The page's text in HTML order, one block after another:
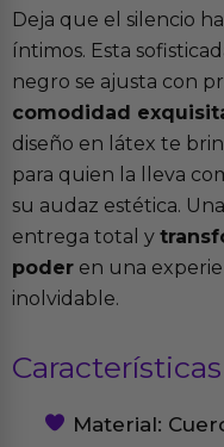
Deja que el silencio
íntimos. Esta
negro se ajusta con
comodidad
diseño en látex te
para quien la lleva
su audaz estética.
entrega total y
poder en una
inolvidable.
Características
Material: